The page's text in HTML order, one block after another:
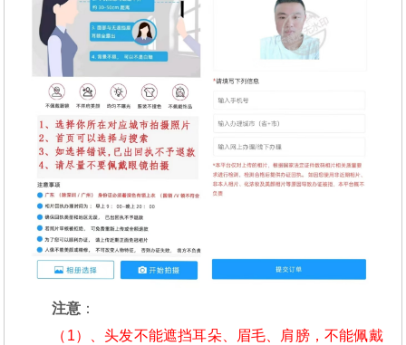
注意 ：
（1）、头发不能遮挡耳朵、眉毛、肩膀，不能佩戴